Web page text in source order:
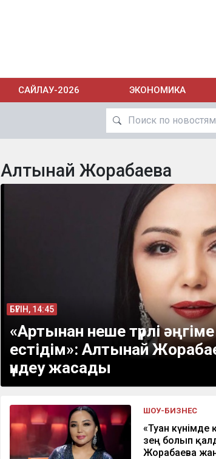
САЙЛАУ-2026 ЭКОНОМИКА
Алтынай Жорабаева
БҮГІН, 14:45
«Артынан неше түрлі
естідім»: Алтынай
үндеу жасады
ШОУ-БИЗНЕС
«Туған
зең болып
Жорабаева